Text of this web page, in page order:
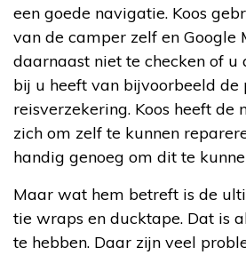
een goede navigatie. Koos
van de camper zelf en Google
daarnaast niet te checken of u
bij u heeft van bijvoorbeeld de
reisverzekering. Koos heeft de
zich om zelf te kunnen
handig genoeg om dit te
Maar wat hem betreft is de
tie wraps en ducktape. Dat is
te hebben. Daar zijn veel